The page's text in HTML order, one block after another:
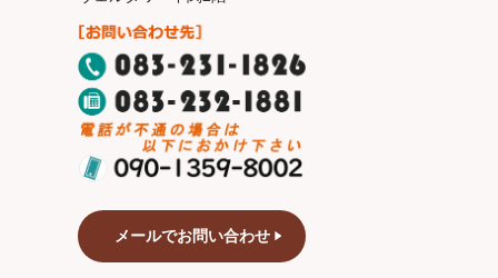
メールでお問い合わせ